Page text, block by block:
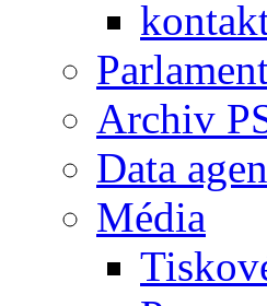
Archiv
Data
Média